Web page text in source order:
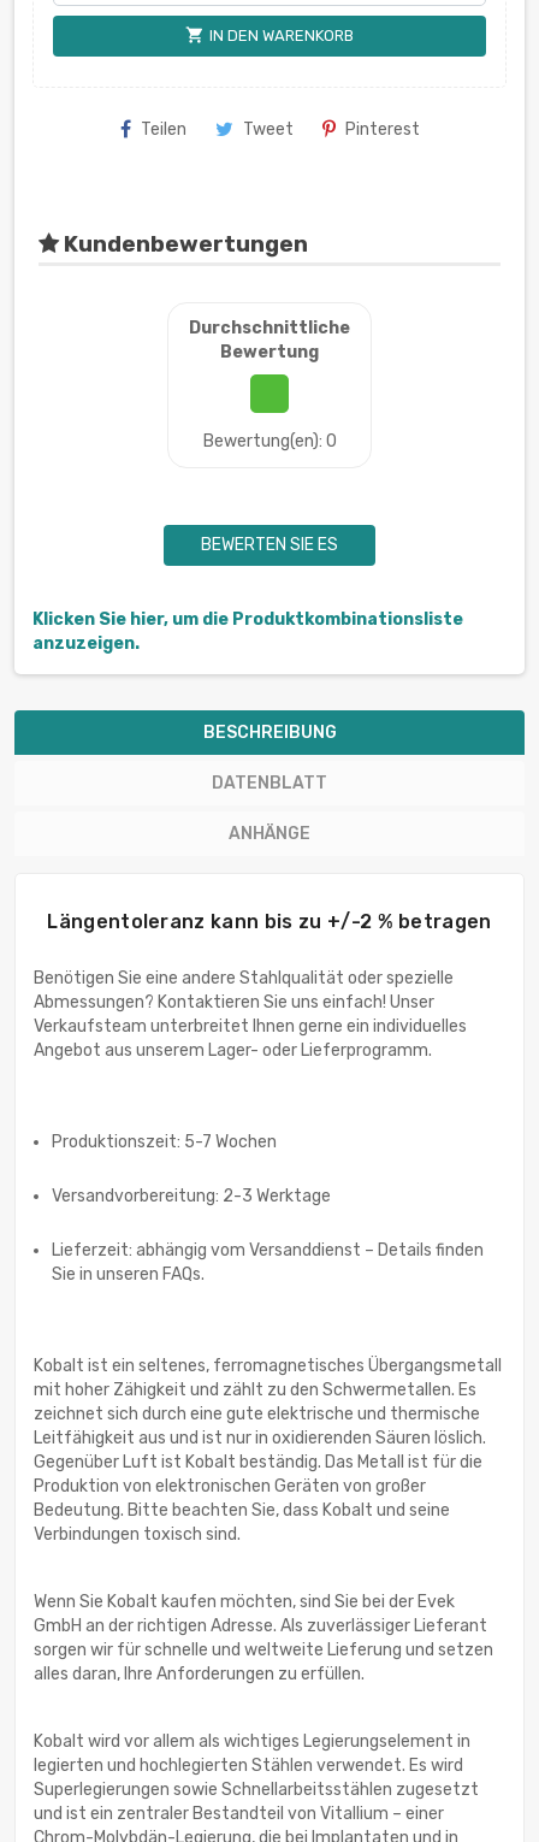
shopping_cart IN DEN WARENKORB
Teilen Tweet Pinterest
Kundenbewertungen
Durchschnittliche
Bewertung
Bewertung(en): 0
BEWERTEN SIE ES
Klicken Sie hier, um die Produktkombinationsliste
anzuzeigen.
BESCHREIBUNG
DATENBLATT
ANHÄNGE
Längentoleranz kann bis zu +/-2 % betragen
Benötigen Sie eine andere Stahlqualität oder spezielle
Abmessungen? Kontaktieren Sie uns einfach! Unser
Verkaufsteam unterbreitet Ihnen gerne ein individuelles
Angebot aus unserem Lager- oder Lieferprogramm.
Produktionszeit: 5-7 Wochen
Versandvorbereitung: 2-3 Werktage
Lieferzeit: abhängig vom Versanddienst – Details finden
Sie in unseren FAQs.
Kobalt ist ein seltenes, ferromagnetisches Übergangsmetall
mit hoher Zähigkeit und zählt zu den Schwermetallen. Es
zeichnet sich durch eine gute elektrische und thermische
Leitfähigkeit aus und ist nur in oxidierenden Säuren löslich.
Gegenüber Luft ist Kobalt beständig. Das Metall ist für die
Produktion von elektronischen Geräten von großer
Bedeutung. Bitte beachten Sie, dass Kobalt und seine
Verbindungen toxisch sind.
Wenn Sie Kobalt kaufen möchten, sind Sie bei der Evek
GmbH an der richtigen Adresse. Als zuverlässiger Lieferant
sorgen wir für schnelle und weltweite Lieferung und setzen
alles daran, Ihre Anforderungen zu erfüllen.
Kobalt wird vor allem als wichtiges Legierungselement in
legierten und hochlegierten Stählen verwendet. Es wird
Superlegierungen sowie Schnellarbeitsstählen zugesetzt
und ist ein zentraler Bestandteil von Vitallium – einer